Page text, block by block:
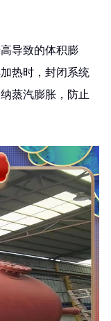
导致的体积膨
热时，封闭系统
蒸汽膨胀，防止